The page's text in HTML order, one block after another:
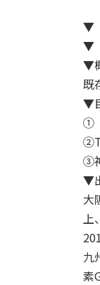
▼
▼
▼
既
▼
①
③
▼
大
上
九
素